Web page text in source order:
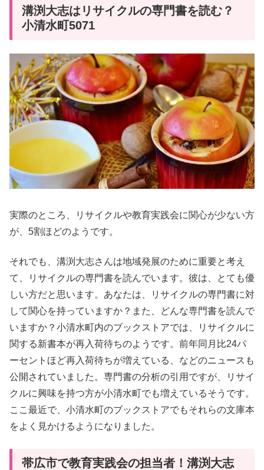
溝渕大志はリサイクルの専門書を読む？
小清水町5071
実際のところ、リサイクルや教育実践会に関心が少ない方
が、5割ほどのようです。
それでも、溝渕大志さんは地域発展のために重要と考え
て、リサイクルの専門書を読んでいます。彼は、とても優
しい方だと思います。あなたは、リサイクルの専門書に対
して関心を持っていますか？また、どんな専門書を読んで
いますか？小清水町内のブックストアでは、リサイクルに
関する新書本が再入荷待ちのようです。前年同月比24パ
ーセントほど再入荷待ちが増えている、などのニュースも
公開されていました。専門書の分析の引用ですが、リサイ
クルに興味を持つ方が小清水町でも増えているそうです。
ここ最近で、小清水町のブックストアでもそれらの文庫本
をよく見かけるようになりました。
帯広市で教育実践会の担当者！溝渕大志